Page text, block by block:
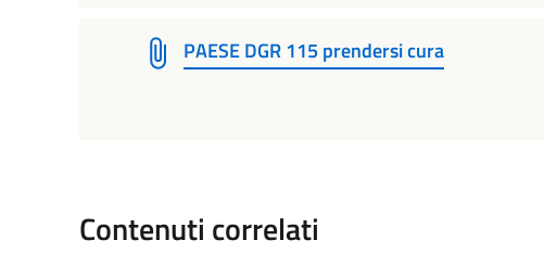
PAESE DGR 115 prendersi cura
Contenuti correlati